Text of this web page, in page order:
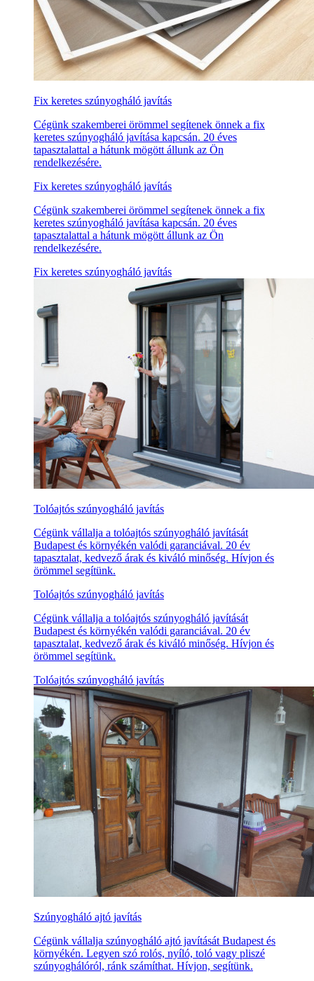
Fix keretes szúnyogháló javítás
Cégünk szakemberei örömmel segítenek önnek a fix
keretes szúnyogháló javítása kapcsán. 20 éves
tapasztalattal a hátunk mögött állunk az Ön
rendelkezésére.
Fix keretes szúnyogháló javítás
Cégünk szakemberei örömmel segítenek önnek a fix
keretes szúnyogháló javítása kapcsán. 20 éves
tapasztalattal a hátunk mögött állunk az Ön
rendelkezésére.
Fix keretes szúnyogháló javítás
Tolóajtós szúnyogháló javítás
Cégünk vállalja a tolóajtós szúnyogháló javítását
Budapest és környékén valódi garanciával. 20 év
tapasztalat, kedvező árak és kiváló minőség. Hívjon és
örömmel segítünk.
Tolóajtós szúnyogháló javítás
Cégünk vállalja a tolóajtós szúnyogháló javítását
Budapest és környékén valódi garanciával. 20 év
tapasztalat, kedvező árak és kiváló minőség. Hívjon és
örömmel segítünk.
Tolóajtós szúnyogháló javítás
Szúnyogháló ajtó javítás
Cégünk vállalja szúnyogháló ajtó javítását Budapest és
környékén. Legyen szó rolós, nyíló, toló vagy pliszé
szúnyoghálóról, ránk számíthat. Hívjon, segítünk.